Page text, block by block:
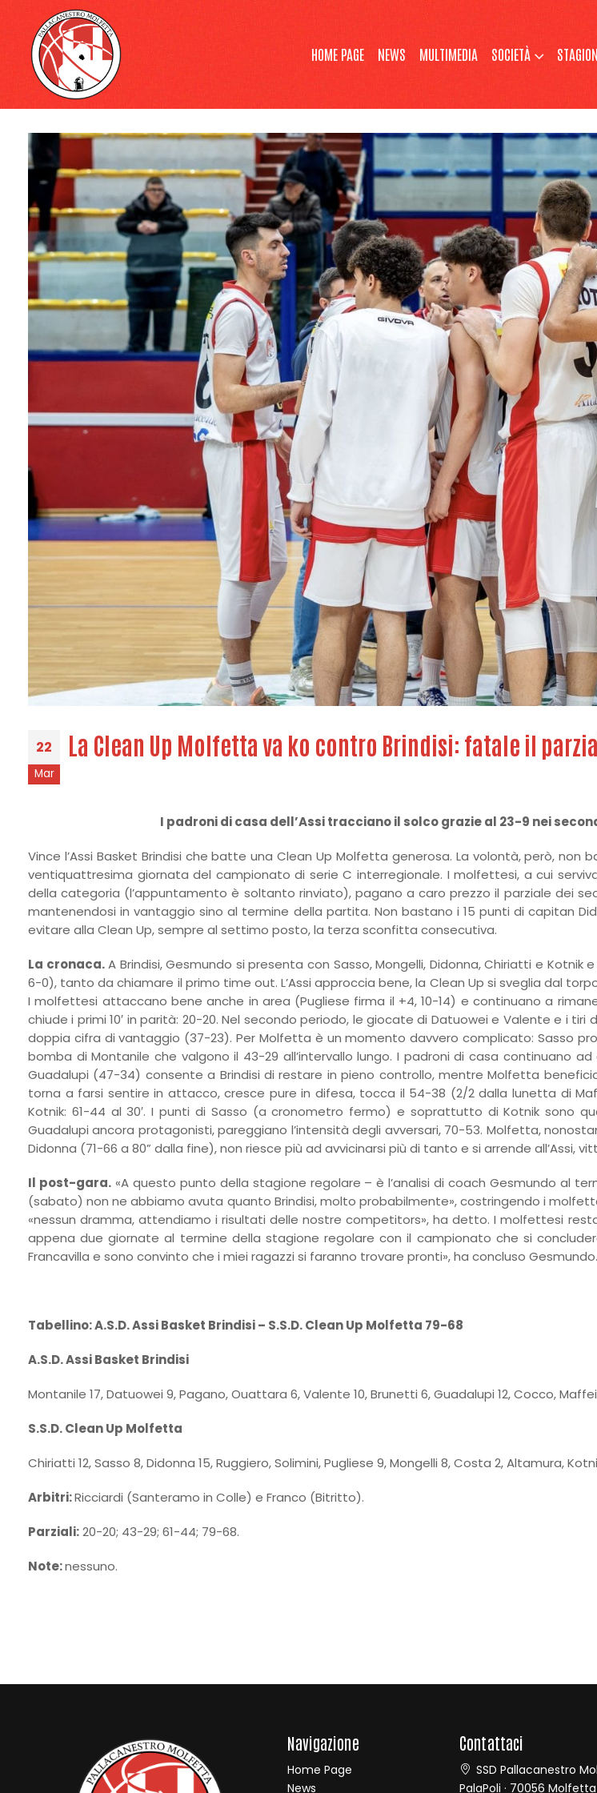
HOME PAGE NEWS MULTIMEDIA SOCIETÀ
22
Mar
La Clean Up Molfetta va ko contro Brindisi: fatale il
I padroni di casa dell’Assi tracciano il solco grazie al 23-9 nei
Vince l’Assi Basket Brindisi che batte una Clean Up Molfetta generosa. La volontà, però,
ventiquattresima giornata del campionato di serie C interregionale. I molfettesi, a cui
della categoria (l’appuntamento è soltanto rinviato), pagano a caro prezzo il parziale dei
mantenendosi in vantaggio sino al termine della partita. Non bastano i 15 punti di capitan
evitare alla Clean Up, sempre al settimo posto, la terza sconfitta consecutiva.
La cronaca.A Brindisi, Gesmundo si presenta con Sasso, Mongelli, Didonna, Chiriatti e
6-0), tanto da chiamare il primo time out. L’Assi approccia bene, la Clean Up si sveglia dal
I molfettesi attaccano bene anche in area (Pugliese firma il +4, 10-14) e continuano a
chiude i primi 10′ in parità: 20-20. Nel secondo periodo, le giocate di Datuowei e Valente e i
doppia cifra di vantaggio (37-23). Per Molfetta è un momento davvero complicato: Sasso
bomba di Montanile che valgono il 43-29 all’intervallo lungo. I padroni di casa continuano
Guadalupi (47-34) consente a Brindisi di restare in pieno controllo, mentre Molfetta
torna a farsi sentire in attacco, cresce pure in difesa, tocca il 54-38 (2/2 dalla lunetta di
Kotnik: 61-44 al 30′. I punti di Sasso (a cronometro fermo) e soprattutto di Kotnik sono
Guadalupi ancora protagonisti, pareggiano l’intensità degli avversari, 70-53. Molfetta,
Didonna (71-66 a 80” dalla fine), non riesce più ad avvicinarsi più di tanto e si arrende all’Assi,
Il post-gara.«A questo punto della stagione regolare – è l’analisi di coach Gesmundo al
(sabato) non ne abbiamo avuta quanto Brindisi, molto probabilmente», costringendo i
«nessun dramma, attendiamo i risultati delle nostre competitors», ha detto. I molfettesi
appena due giornate al termine della stagione regolare con il campionato che si
Francavilla e sono convinto che i miei ragazzi si faranno trovare pronti», ha concluso Gesmundo.
Tabellino: A.S.D. Assi Basket Brindisi – S.S.D. Clean Up Molfetta 79-68
A.S.D. Assi Basket Brindisi
Montanile 17, Datuowei 9, Pagano, Ouattara 6, Valente 10, Brunetti 6, Guadalupi 12, Cocco,
S.S.D. Clean Up Molfetta
Chiriatti 12, Sasso 8, Didonna 15, Ruggiero, Solimini, Pugliese 9, Mongelli 8, Costa 2, Altamura,
Arbitri:Ricciardi (Santeramo in Colle) e Franco (Bitritto).
Parziali:20-20; 43-29; 61-44; 79-68.
Note:nessuno.
Navigazione
Home Page
News
Contattaci
SSD Pallacanestro
PalaPoli · 70056